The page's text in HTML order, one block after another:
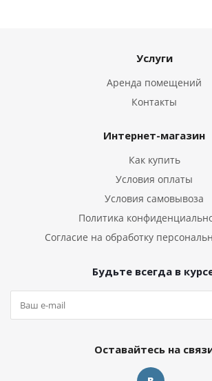
Услуги
Аренда помещений
Контакты
Интернет-магазин
Как купить
Условия оплаты
Условия самовывоза
Политика
Согласие на обработку
Будьте всегда в
Оставайтесь на